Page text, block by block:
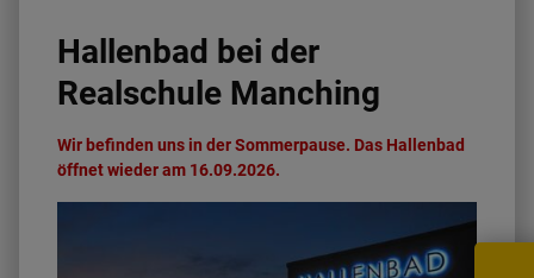
Freizeit
Tourismus
Veranstaltungen
Hallenbad bei der
Realschule Manching
Wir befinden uns in der Sommerpause. Das Hallenbad
öffnet wieder am 16.09.2026.